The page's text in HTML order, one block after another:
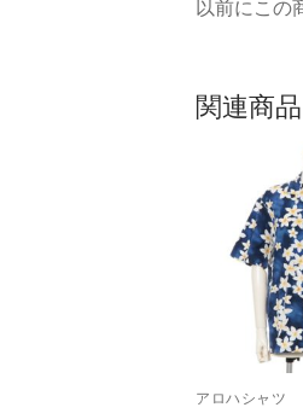
以前にこの
関連商品
アロハシャツ